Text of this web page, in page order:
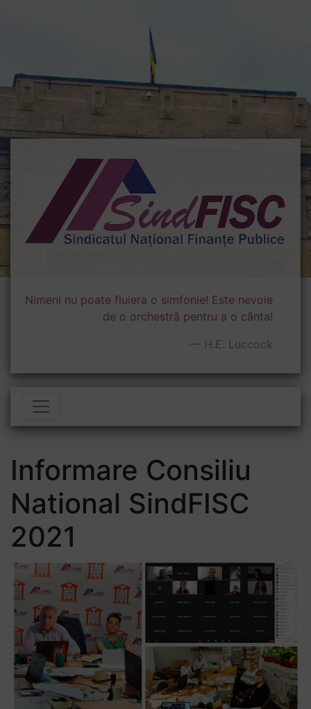
Nimeni nu poate fluiera o simfonie! Este nevoie
de o orchestră pentru a o cânta!
H.E. Luccock
Toggle navigation
Informare Consiliu
National SindFISC
2021